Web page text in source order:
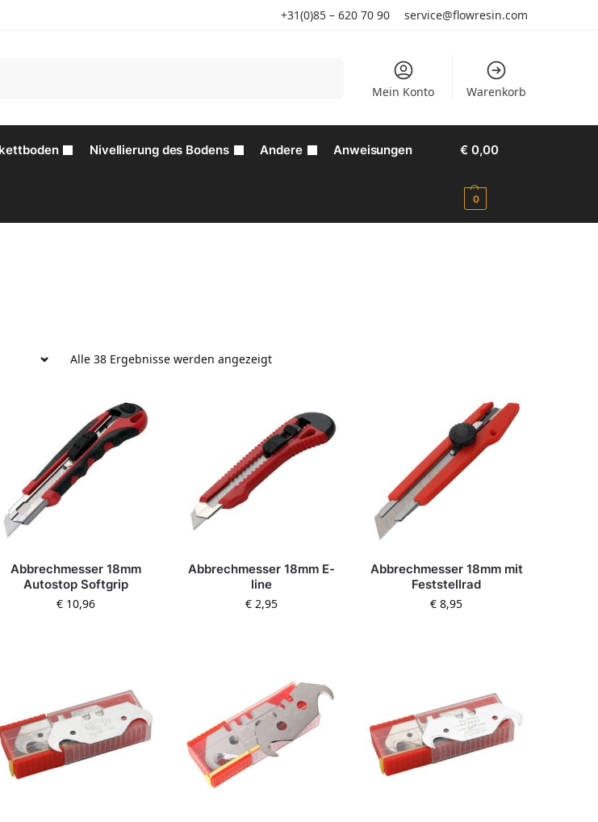
+31(0)85 – 620 70 90 service@flowresin.com
Mein Konto Warenkorb
Nivellierung des Bodens Andere Anweisungen € 0,00
0
Alle 38 Ergebnisse werden angezeigt
Abbrechmesser 18mm
Autostop Softgrip
€ 10,96
Abbrechmesser 18mm E-
line
€2,95
Abbrechmesser 18mm mit
Feststellrad
€ 8,95